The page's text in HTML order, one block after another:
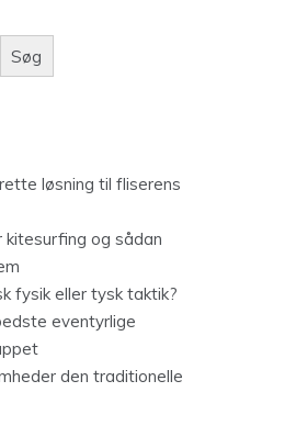
Søg
løsning til fliserens
og sådan
fysik eller tysk taktik?
eventyrlige
den traditionelle